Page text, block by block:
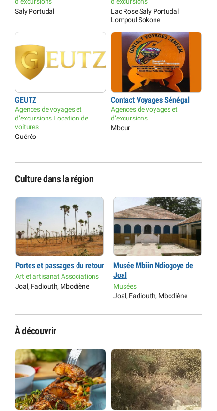
Saly Portudal
Lac Rose Saly Portudal
Lompoul Sokone
GEUTZ
Agences de voyages et
d’excursions Location de
voitures
Guéréo
Contact Voyages Sénégal
Agences de voyages et
d’excursions
Mbour
Culture dans la région
Portes et passages du retour
Art et artisanat Associations
Joal, Fadiouth, Mbodiène
Musée Mbiin Ndiogoye de
Joal
Musées
Joal, Fadiouth, Mbodiène
À découvrir